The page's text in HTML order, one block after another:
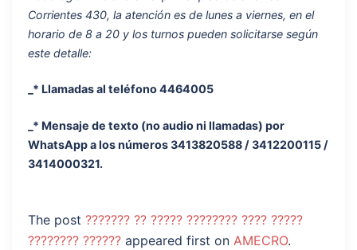
Corrientes 430, la atención es de lunes a viernes, en el
horario de 8 a 20 y los turnos pueden solicitarse según
este detalle:
_* Llamadas al teléfono 4464005
_* Mensaje de texto (no audio ni llamadas) por
WhatsApp a los números 3413820588 / 3412200115 /
3414000321.
The post ??????? ?? ????? ???????? ???? ?????
???????? ?????? appeared first on AMECRO.